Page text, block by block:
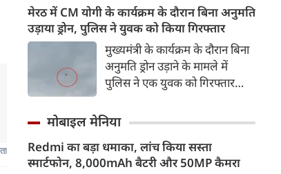
रणनीतिक साझेदारी को और मजबूत
करने के तरीकों पर चर्चा की।
बातचीत के दौरान व्यापार, रक्षा,
ऊर्जा सुरक्षा, महत्वपूर्ण खनिज और
उभरती तकनीकों जैसे प्रमुख मुद्दों पर
विचार-विमर्श हुआ।
मेरठ में CM योगी के कार्यक्रम के दौरान बिना अनुमति
उड़ाया ड्रोन, पुलिस ने युवक को किया गिरफ्तार
मुख्यमंत्री के कार्यक्रम के दौरान बिना
अनुमति ड्रोन उड़ाने के मामले में
पुलिस ने एक युवक को गिरफ्तार
दो ड्रोन उड़ते हुए दिखाई दिए थे। जांच
से उड़ाया जा रहा था, जबकि दूसरा
ड्रोन बिना अनुमति उड़ता पाया गया।
मोबाइल मेनिया
Redmi का बड़ा धमाका, लांच किया सस्ता
स्मार्टफोन, 8,000mAh बैटरी और 50MP कैमरा